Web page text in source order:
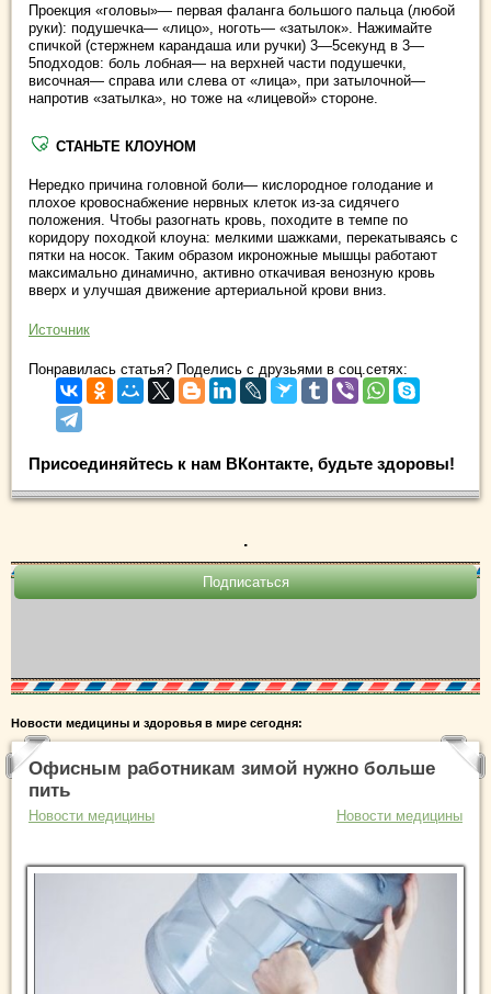
Проекция «головы»— первая фаланга большого пальца (любой
руки): подушечка— «лицо», ноготь— «затылок». Нажимайте
спичкой (стержнем карандаша или ручки) 3—5секунд в 3—
5подходов: боль лобная— на верхней части подушечки,
височная— справа или слева от «лица», при затылочной—
напротив «затылка», но тоже на «лицевой» стороне.
СТАНЬТЕ КЛОУНОМ
Нередко причина головной боли— кислородное голодание и
плохое кровоснабжение нервных клеток из-за сидячего
положения. Чтобы разогнать кровь, походите в темпе по
коридору походкой клоуна: мелкими шажками, перекатываясь с
пятки на носок. Таким образом икроножные мышцы работают
максимально динамично, активно откачивая венозную кровь
вверх и улучшая движение артериальной крови вниз.
Источник
Понравилась статья? Поделись с друзьями в соц.сетях:
Присоединяйтесь к нам ВКонтакте, будьте здоровы!
.
Новости медицины и здоровья в мире сегодня:
Офисным работникам зимой нужно больше
пить
Новости медицины Новости медицины